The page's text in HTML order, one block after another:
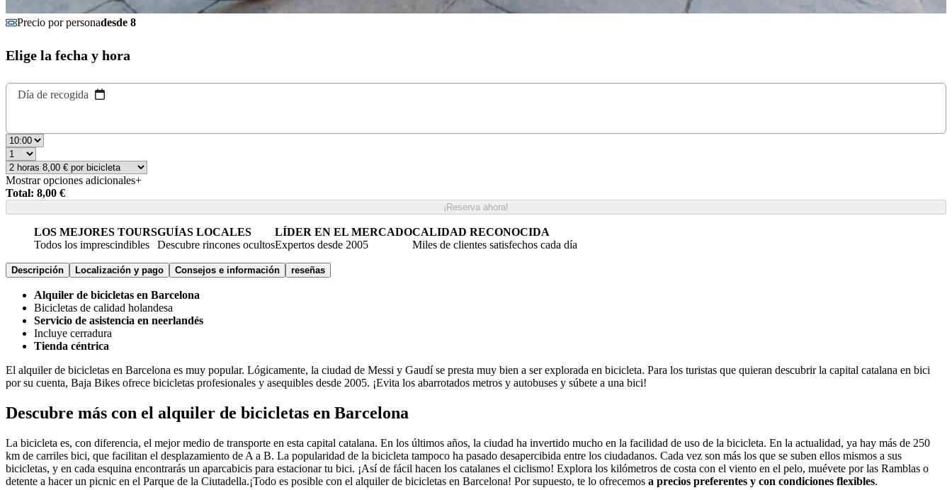
Precio por personadesde 8
Elige la fecha y hora
Día de recogida
Mostrar opciones adicionales+
Total: 8,00 €
¡Reserva ahora!
LOS MEJORES TOURS
Todos los imprescindibles
GUÍAS LOCALES
Descubre rincones ocultos
LÍDER EN EL MERCADO
Expertos desde 2005
CALIDAD RECONOCIDA
Miles de clientes satisfechos cada día
Descripción Localización y pago Consejos e información reseñas
Alquiler de bicicletas en Barcelona
Bicicletas de calidad holandesa
Servicio de asistencia en neerlandés
Incluye cerradura
Tienda céntrica
El alquiler de bicicletas en Barcelona es muy popular. Lógicamente, la ciudad de Messi y Gaudí se presta muy bien a ser explorada en bicicleta. Para los turistas que quieran descubrir la capital catalana en bici
por su cuenta, Baja Bikes ofrece bicicletas profesionales y asequibles desde 2005. ¡Evita los abarrotados metros y autobuses y súbete a una bici!
Descubre más con el alquiler de bicicletas en Barcelona
La bicicleta es, con diferencia, el mejor medio de transporte en esta capital catalana. En los últimos años, la ciudad ha invertido mucho en la facilidad de uso de la bicicleta. En la actualidad, ya hay más de 250
km de carriles bici, que facilitan el desplazamiento de A a B. La popularidad de la bicicleta tampoco ha pasado desapercibida entre los ciudadanos. Cada vez son más los que se suben ellos mismos a sus
bicicletas, y en cada esquina encontrarás un aparcabicis para estacionar tu bici. ¡Así de fácil hacen los catalanes el ciclismo! Explora los kilómetros de costa con el viento en el pelo, muévete por las Ramblas o
detente a hacer un picnic en el Parque de la Ciutadella.¡Todo es posible con el alquiler de bicicletas en Barcelona! Por supuesto, te lo ofrecemos a precios preferentes y con condiciones flexibles.